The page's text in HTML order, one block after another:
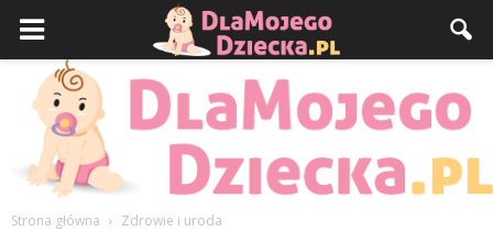
Strona główna Zdrowie i uroda